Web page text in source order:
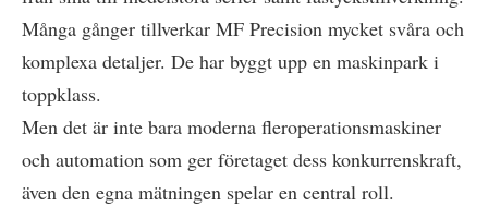
Många gånger tillverkar MF Precision mycket svåra och
komplexa detaljer. De har byggt upp en maskinpark i
toppklass.
Men det är inte bara moderna fleroperationsmaskiner
och automation som ger företaget dess konkurrenskraft,
även den egna mätningen spelar en central roll.